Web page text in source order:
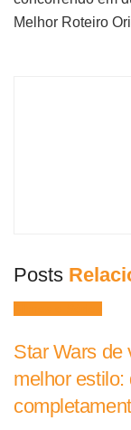
Melhor Roteiro
Posts
Star Wars de
melhor